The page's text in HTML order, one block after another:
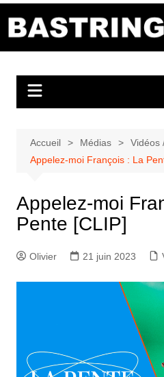
Accueil Médias
Vidéos
Appelez-moi François : La
Appelez-moi
Pente [CLIP]
Olivier 21 juin 2023